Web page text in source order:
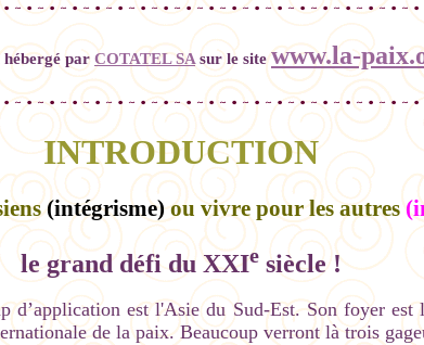
par COTATEL SA sur le sitewww.la-
INTRODUCTION
(intégrisme)ou vivre pour les autres
le grand défi du XXIe siècle !
est l'Asie du Sud-Est. Son foyer
de la paix. Beaucoup verront là trois